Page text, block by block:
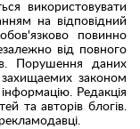
використовувати
на відповідний
повинно
від повного
Порушення даних
законом
Редакція
та авторів блогів.